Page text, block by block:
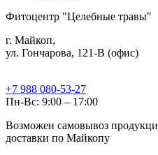
Фитоцентр "Целебные травы"
г. Майкоп,
ул. Гончарова, 121-В (офис)
+7 988 080-53-27
Пн-Вс: 9:00 – 17:00
Возможен самовывоз
доставки по Майкопу